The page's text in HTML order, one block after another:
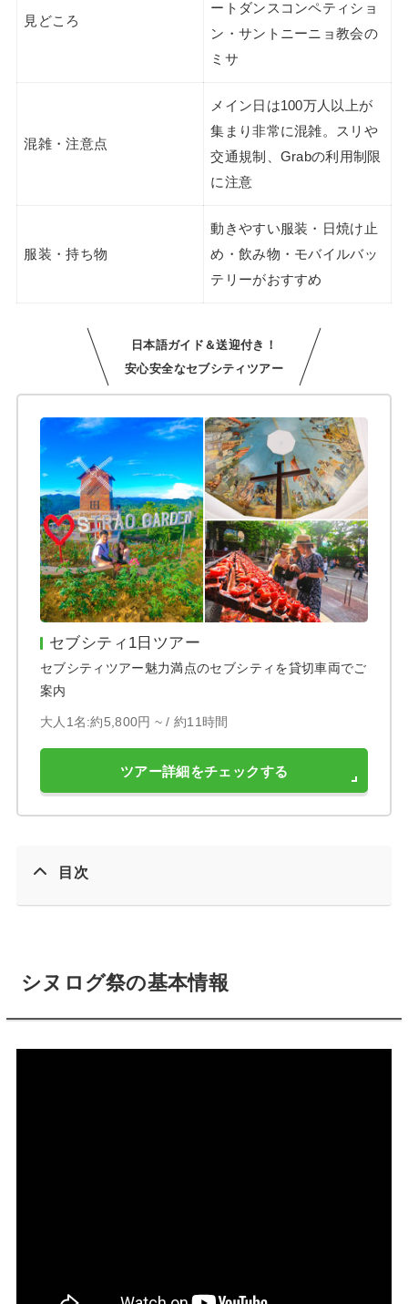
見どころ
ートダンスコンペティショ
ン・サントニーニョ教会の
ミサ
混雑・注意点
メイン日は100万人以上が
集まり非常に混雑。スリや
交通規制、Grabの利用制限
に注意
服装・持ち物
動きやすい服装・日焼け止
め・飲み物・モバイルバッ
テリーがおすすめ
日本語ガイド＆送迎付き！
安心安全なセブシティツアー
セブシティ1日ツアー
セブシティツアー魅力満点のセブシティを貸切車両でご
案内
大人1名:約5,800円 ~ /約11時間
ツアー詳細をチェックする
目次
シヌログ祭の基本情報